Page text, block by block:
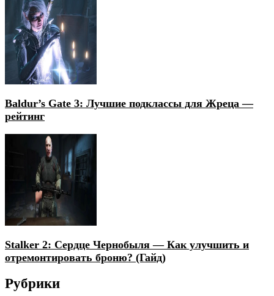
Baldur’s Gate 3: Лучшие подклассы для Жреца —
рейтинг
Stalker 2: Сердце Чернобыля — Как улучшить и
отремонтировать броню? (Гайд)
Рубрики